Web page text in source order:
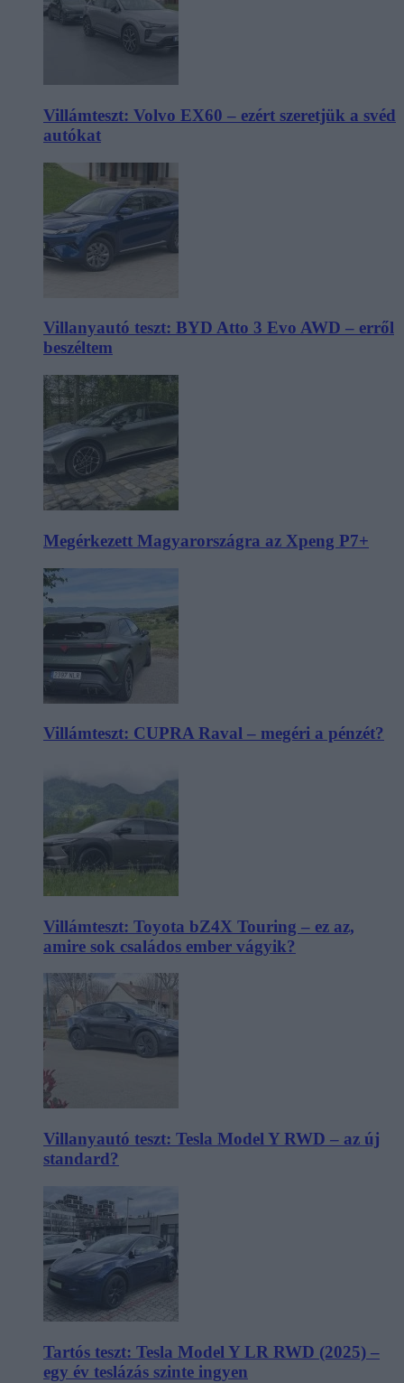
Villámteszt: Volvo EX60 – ezért szeretjük a svéd
autókat
Villanyautó teszt: BYD Atto 3 Evo AWD – erről
beszéltem
Megérkezett Magyarországra az Xpeng P7+
Villámteszt: CUPRA Raval – megéri a pénzét?
Villámteszt: Toyota bZ4X Touring – ez az,
amire sok családos ember vágyik?
Villanyautó teszt: Tesla Model Y RWD – az új
standard?
Tartós teszt: Tesla Model Y LR RWD (2025) –
egy év teslázás szinte ingyen